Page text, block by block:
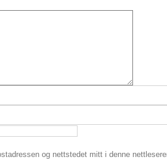
og nettstedet mitt i denne